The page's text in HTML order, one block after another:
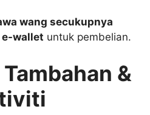
wang secukupnya
e-wallet untuk pembelian.
&